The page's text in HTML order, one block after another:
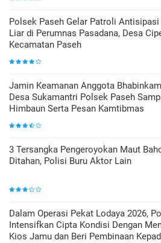
Polsek Paseh Gelar Patroli Antisipasi
Liar di Perumnas Pasadana, Desa
Kecamatan Paseh
Jamin Keamanan Anggota
Desa Sukamantri Polsek Paseh
Himbaun Serta Pesan Kamtibmas
3 Tersangka Pengeroyokan Maut
Ditahan, Polisi Buru Aktor Lain
Dalam Operasi Pekat Lodaya 2026,
Intensifkan Cipta Kondisi Dengan
Kios Jamu dan Beri Pembinaan